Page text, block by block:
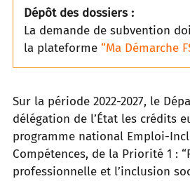
Dépôt des dossiers :
La demande de subvention
la plateforme “Ma Démarche
Sur la période 2022-2027, le
délégation de l’État les crédits
programme national Emploi-
Compétences, de la Priorité 1 :
professionnelle et l’inclusion